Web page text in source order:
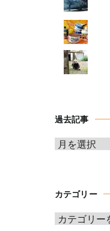
過去記事
ア
ブ
カテゴリー
カ